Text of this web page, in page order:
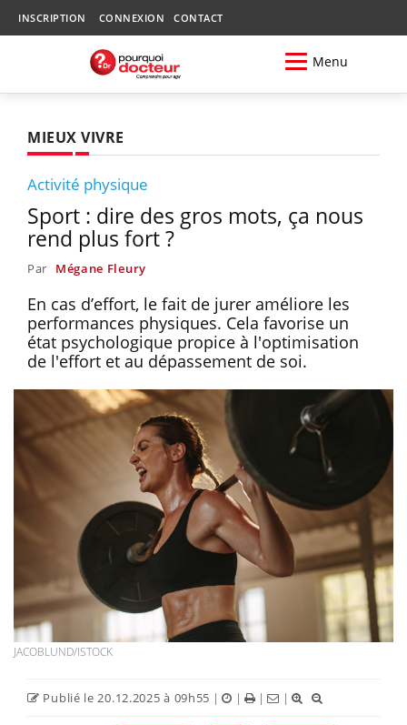
INSCRIPTION CONNEXION CONTACT
Menu
MIEUX VIVRE
Activité physique
Sport : dire des gros mots, ça nous
rend plus fort ?
Par Mégane Fleury
En cas d’effort, le fait de jurer améliore les
performances physiques. Cela favorise un
état psychologique propice à l'optimisation
de l'effort et au dépassement de soi.
JACOBLUND/ISTOCK
Publié le 20.12.2025 à 09h55 | | | |